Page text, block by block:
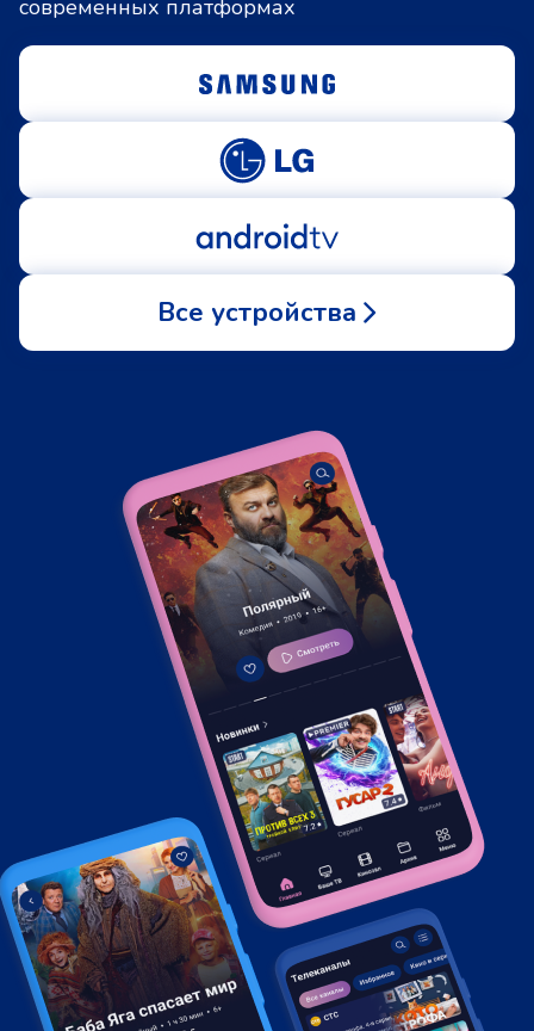
современных платформах
Все устройства